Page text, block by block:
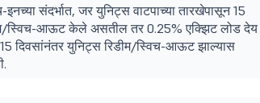
संदर्भात, जर युनिट्स वाटपाच्या तारखेपासून 15
स्विच-आऊट केले असतील तर 0.25% एक्झिट लोड देय
दिवसांनंतर युनिट्स रिडीम/स्विच-आऊट झाल्यास